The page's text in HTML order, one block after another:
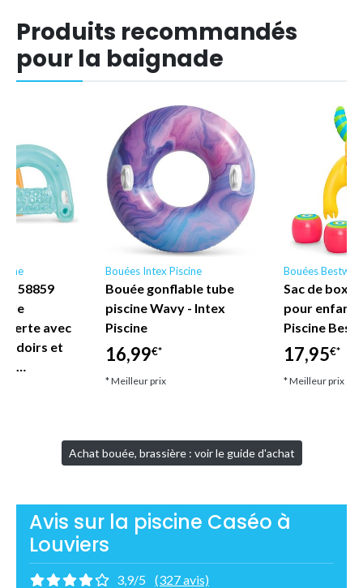
Produits recommandés
pour la baignade
- 58859
avec
et
Bouées Intex Piscine
Bouée gonflable tube
piscine Wavy - Intex
Piscine
16,99€*
* Meilleur prix
Bouées Bestway
Sac de boxe
pour
Piscine
17,95€*
* Meilleur prix
Achat bouée, brassière : voir le guide d'achat
Avis sur la piscine Caséo à
Louviers
3,9/5 (327 avis)